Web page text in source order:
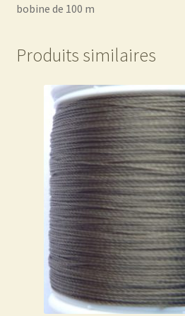
bobine de 100 m
Produits similaires